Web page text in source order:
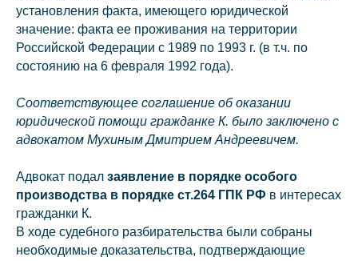
установления факта, имеющего юридической
значение: факта ее проживания на территории
Российской Федерации с 1989 по 1993 г. (в т.ч. по
состоянию на 6 февраля 1992 года).
Соответствующее соглашение об оказании
юридической помощи гражданке К. было заключено с
адвокатом Мухиным Дмитрием Андреевичем.
Адвокат подал заявление в порядке особого
производства в порядке ст.264 ГПК РФ в интересах
гражданки К.
В ходе судебного разбирательства были собраны
необходимые доказательства, подтверждающие